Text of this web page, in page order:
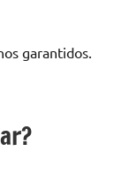
garantidos.